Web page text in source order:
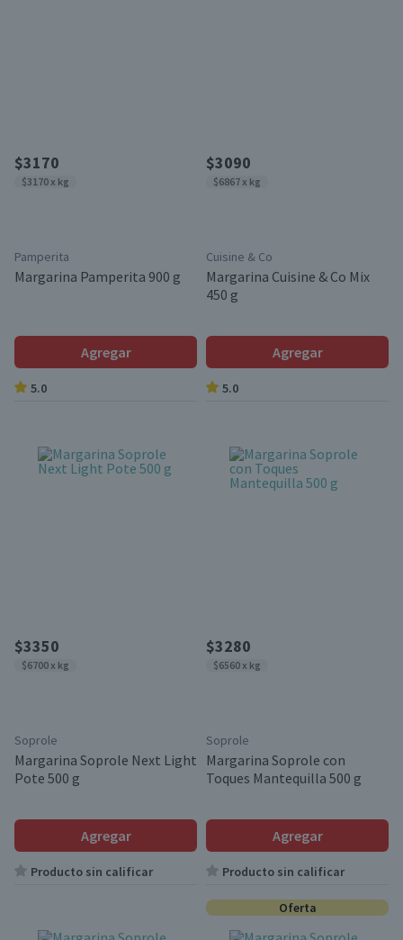
$3170
$3170 x kg
Pamperita
Margarina Pamperita 900 g
Agregar
5.0
$3090
$6867 x kg
Cuisine & Co
Margarina Cuisine & Co Mix
450 g
Agregar
5.0
$3350
$6700 x kg
Soprole
Margarina Soprole Next Light
Pote 500 g
Agregar
Producto sin calificar
$3280
$6560 x kg
Soprole
Margarina Soprole con
Toques Mantequilla 500 g
Agregar
Producto sin calificar
Oferta